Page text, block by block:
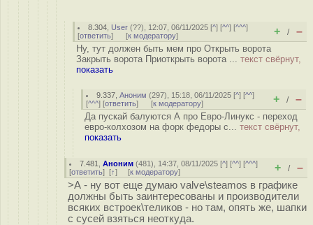
8.304 User (??), 12:07, 06/11/2025 [^] [^^] [^^^]
[ответить] [к модератору] + / –
Ну, тут должен быть мем про Открыть ворота
Закрыть ворота Приоткрыть ворота ... текст свёрнут,
показать
9.337 ,Аноним (297), 15:18, 06/11/2025 [^] [^^]
[^^^] [ответить] [к модератору] + / –
Да пускай балуются А про Евро-Линукс - переход
евро-колхозом на форк федоры с... текст свёрнут,
показать
7.481 ,Аноним (481), 14:37, 08/11/2025 [^] [^^] [^^^]
[ответить] [↑] [к модератору] + / –
>А - ну вот еще думаю valve\steamos в графике
должны быть заинтересованы и производители
всяких встроек\теликов - но там, опять же, шапки
с сусей взяться неоткуда.